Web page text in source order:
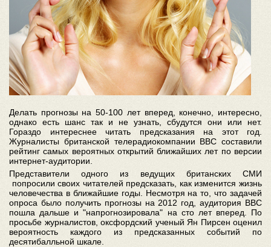
Делать прогнозы на 50-100 лет вперед, конечно, интересно,
однако есть шанс так и не узнать, сбудутся они или нет.
Гораздо интереснее читать предсказания на этот год.
Журналисты британской телерадиокомпании BBC составили
рейтинг самых вероятных открытий ближайших лет по версии
интернет-аудитории.
Представители одного из ведущих британских СМИ
попросили своих читателей предсказать, как изменится жизнь
человечества в ближайшие годы. Несмотря на то, что задачей
опроса было получить прогнозы на 2012 год, аудитория BBC
пошла дальше и "напрогнозировала" на сто лет вперед. По
просьбе журналистов, оксфордский ученый Ян Пирсен оценил
вероятность каждого из предсказанных событий по
десятибалльной шкале.